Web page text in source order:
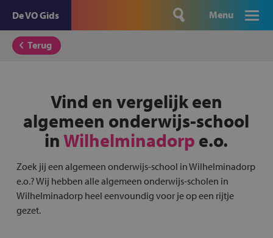
De VO Gids Menu
Terug
Vind en vergelijk een
algemeen onderwijs-school
inWilhelminadorp e.o.
Zoek jij een algemeen onderwijs-school in Wilhelminadorp
e.o.? Wij hebben alle algemeen onderwijs-scholen in
Wilhelminadorp heel eenvoundig voor je op een rijtje
gezet.